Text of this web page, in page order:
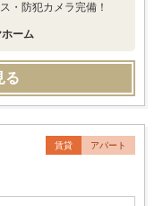
・防犯カメラ完備！
ーム
る
賃貸 アパート